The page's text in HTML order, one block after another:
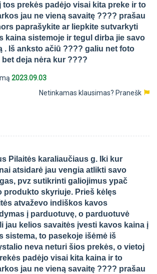
tos prekės padėjo visai kita preke ir to
jau ne vieną savaitę ???? prašau
paprašykite ar liepkite sutvarkyti
kaina sistemoje ir tegul dirba jie savo
. Iš anksto ačiū ???? galiu net foto
bet deja nėra kur ????
2023.09.03
Netinkamas klausimas? Pranešk
Pilaitės karaliaučiaus g. Iki kur
atsidarė jau vengia atlikti savo
pvz sutikrinti galiojimus ypač
produkto skyriuje. Prieš kėlęs
atvaževo indiškos kavos
į parduotuvę, o parduotuvė
jau kelios savaitės įvesti kavos kaina į
sistema, to pasekoje išėmė iš
neva neturi šios prekės, o vietoj
padėjo visai kita kaina ir to
jau ne vieną savaitę ???? prašau